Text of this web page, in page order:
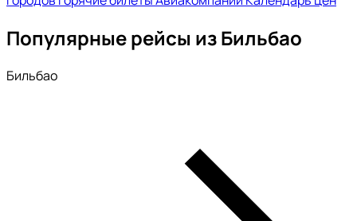
Популярные рейсы из Бильбао
Бильбао